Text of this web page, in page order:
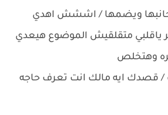
ويضمها / اششش اهدي
ياقلبي متقلقيش الموضوع هيعدي
وهتخلص
/ قصدك ايه مالك انت تعرف حاجه